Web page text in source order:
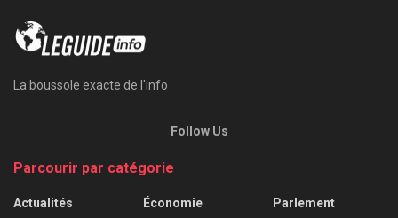
La boussole exacte de l'info
Follow Us
Parcourir par catégorie
Actualités
Économie
Parlement